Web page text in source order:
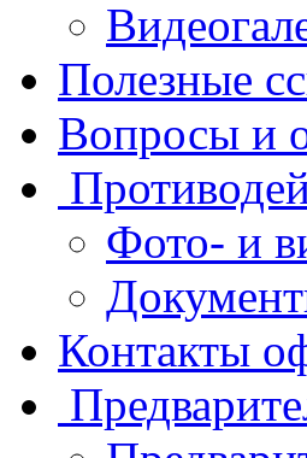
Полезные
Вопросы и
Фото- и
Контакты